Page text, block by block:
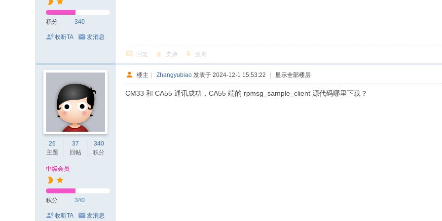
积分 340
收听TA 发消息
回复 支持 反对
26
主题
37
回帖
340
积分
中级会员
积分 340
收听TA 发消息
楼主 | Zhangyubiao 发表于 2024-12-1 15:53:22 | 显示全部楼层
CM33 和 CA55 通讯成功，CA55 端的 rpmsg_sample_client 源代码哪里下载？